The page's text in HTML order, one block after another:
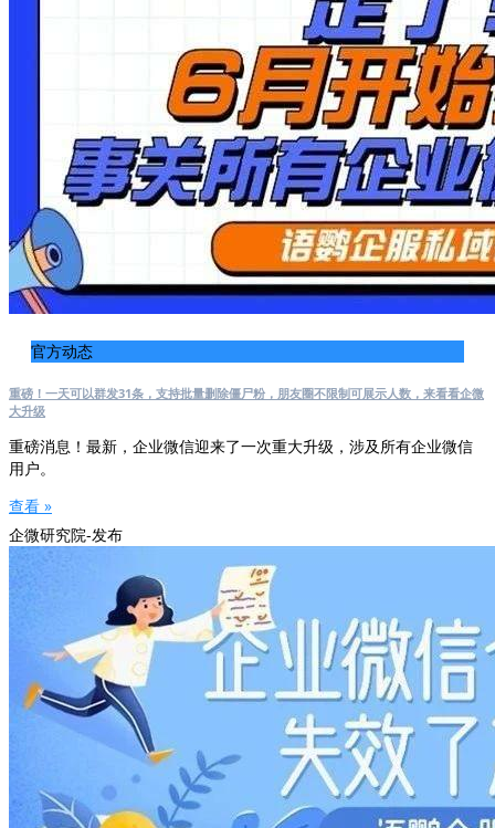
官方动态
重磅！一天可以群发31条，支持批量删除僵尸粉，朋友圈不限制可展示人数，来看看企微
大升级
重磅消息！最新，企业微信迎来了一次重大升级，涉及所有企业微信
用户。
查看 »
企微研究院-发布